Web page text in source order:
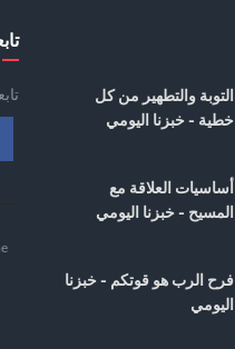
التوبة والتطهير من كل
خطية - خبزنا اليومي
أساسيات العلاقة مع
المسيح - خبزنا اليومي
فرح الرب هو قوتكم - خبزنا
اليومي